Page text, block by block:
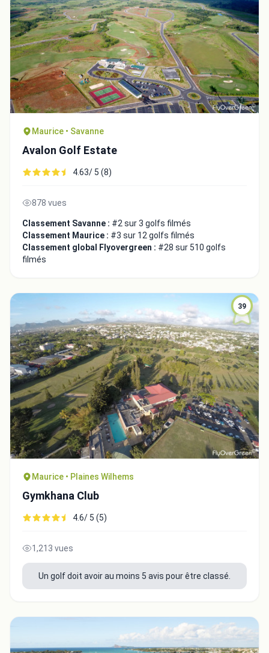
Maurice • Savanne
Avalon Golf Estate
4.63/ 5 (8)
878 vues
Classement Savanne : #2 sur 3 golfs filmés
Classement Maurice : #3 sur 12 golfs filmés
Classement global Flyovergreen : #28 sur 510 golfs
filmés
39
Maurice • Plaines Wilhems
Gymkhana Club
4.6/ 5 (5)
1,213 vues
Un golf doit avoir au moins 5 avis pour être classé.
Intégrer la video
Choix de la vidéo:
Copier dans le presse-papiers